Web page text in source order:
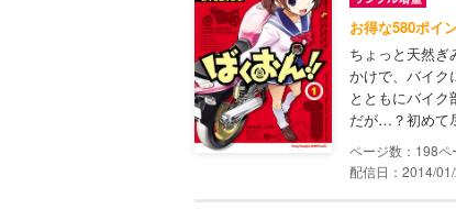
お得な580ポイ
ちょっと天然ぎ
かけで、バイク
とともにバイ
だが…？初めて
198
配信日：2014/